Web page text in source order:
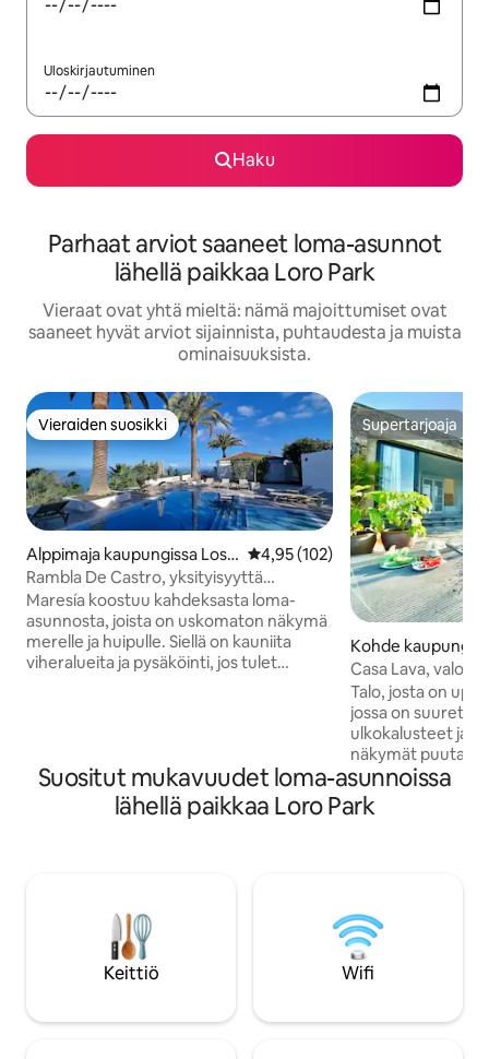
Uloskirjautuminen
Haku
Parhaat arviot saaneet loma-asunnot
lähellä paikkaa Loro Park
Vieraat ovat yhtä mieltä: nämä majoittumiset ovat
saaneet hyvät arviot sijainnista, puhtaudesta ja muista
ominaisuuksista.
Vieraiden suosikki
Vieraiden suosikki
Alppimaja kaupungissa Los
Realejos
Keskimääräinen arvio 4,95/5,
4,95 (102)
Rambla De Castro, yksityisyyttä
merinäkymillä
Maresía koostuu kahdeksasta loma-
asunnosta, joista on uskomaton näkymä
merelle ja huipulle. Siellä on kauniita
viheralueita ja pysäköinti, jos tulet
Vaikka Teneriffan sää on erittäin hyvä,
uima-altaamme lämmitetään ympäri
vuoden.<br><br>Kaikissa kohteissa on
Supertarjoaja
Supertarjoaja
Kohde
ava
Casa Lava,
Talo, josta on
jossa on suuret
ulkokalusteet ja
näkymät
eksoottisia
Täydellinen
Upea paikka
aurinkoterassille.
ihanteellinen
yksityisyytensä ja
ansiosta.
Suositut mukavuudet loma-asunnoissa
lähellä paikkaa Loro Park
Keittiö Wifi